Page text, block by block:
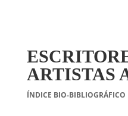
ARTISTAS
ÍNDICE BIO-BIBLIOGRÁFICO